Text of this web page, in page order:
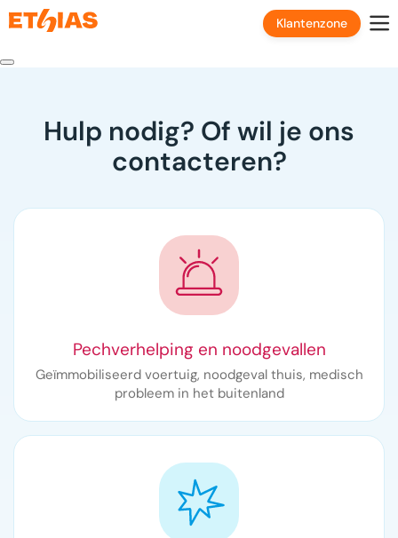
Klantenzone
Hulp nodig? Of wil je ons
contacteren?
Pechverhelping en noodgevallen
Geïmmobiliseerd voertuig, noodgeval thuis, medisch
probleem in het buitenland